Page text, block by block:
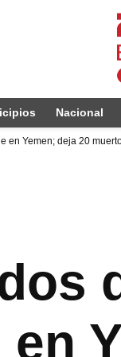
Nacional
en Yemen; deja 20